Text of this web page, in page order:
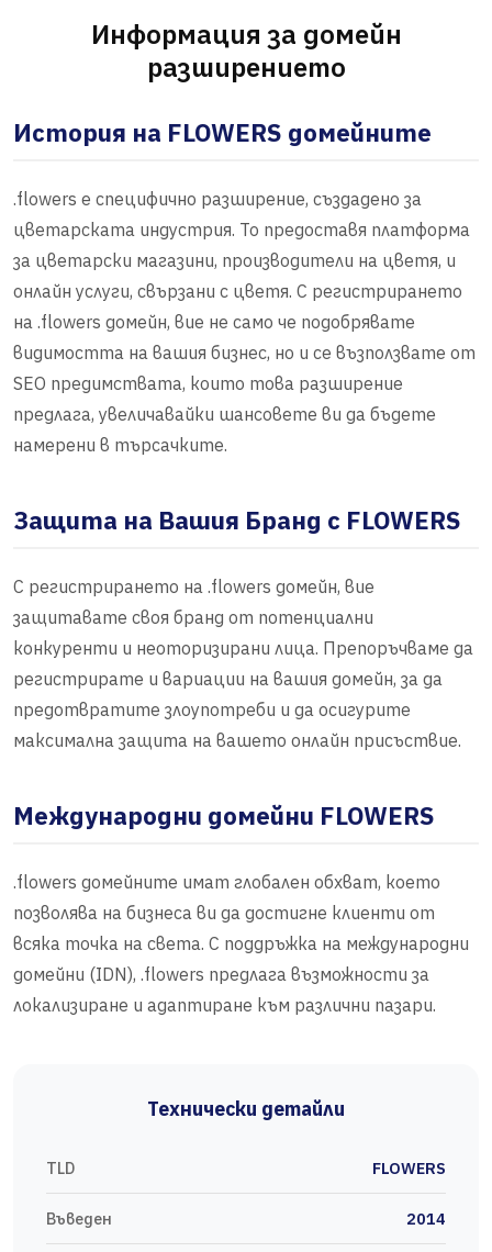
Информация за домейн
разширението
История на FLOWERS домейните
.flowers е специфично разширение, създадено за
цветарската индустрия. То предоставя платформа
за цветарски магазини, производители на цветя, и
онлайн услуги, свързани с цветя. С регистрирането
на .flowers домейн, вие не само че подобрявате
видимостта на вашия бизнес, но и се възползвате от
SEO предимствата, които това разширение
предлага, увеличавайки шансовете ви да бъдете
намерени в търсачките.
Защита на Вашия Бранд с FLOWERS
С регистрирането на .flowers домейн, вие
защитавате своя бранд от потенциални
конкуренти и неоторизирани лица. Препоръчваме да
регистрирате и вариации на вашия домейн, за да
предотвратите злоупотреби и да осигурите
максимална защита на вашето онлайн присъствие.
Международни домейни FLOWERS
.flowers домейните имат глобален обхват, което
позволява на бизнеса ви да достигне клиенти от
всяка точка на света. С поддръжка на международни
домейни (IDN), .flowers предлага възможности за
локализиране и адаптиране към различни пазари.
Технически детайли
TLD FLOWERS
Въведен 2014